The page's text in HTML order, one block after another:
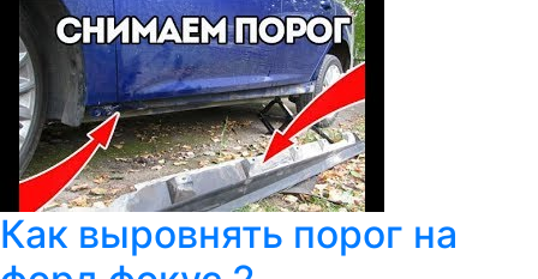
Как выровнять порог на